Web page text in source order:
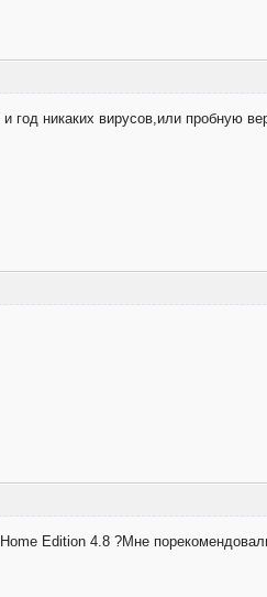
и год никаких вирусов,или пробную
Edition 4.8 ?Мне